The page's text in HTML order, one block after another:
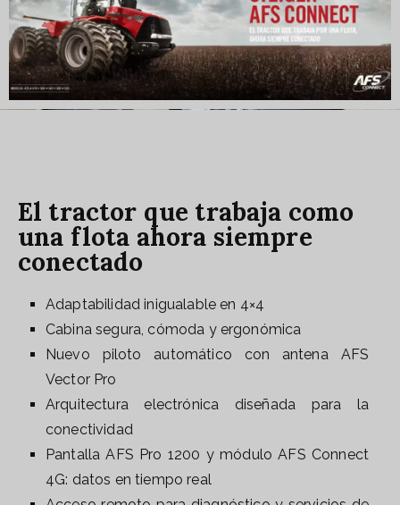
El tractor que trabaja como
una flota ahora siempre
conectado
Adaptabilidad inigualable en 4×4
Cabina segura, cómoda y ergonómica
Nuevo piloto automático con antena AFS
Vector Pro
Arquitectura electrónica diseñada para la
conectividad
Pantalla AFS Pro 1200 y módulo AFS Connect
4G: datos en tiempo real